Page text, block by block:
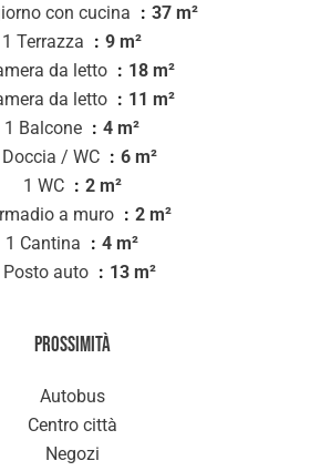
con cucina
37 m²
1 Terrazza
9 m²
da letto
18 m²
da letto
11 m²
1 Balcone
4 m²
/ WC
6 m²
1 WC
2 m²
a muro
2 m²
1 Cantina
4 m²
Posto auto
13 m²
Prossimità
Autobus
Centro città
Negozi